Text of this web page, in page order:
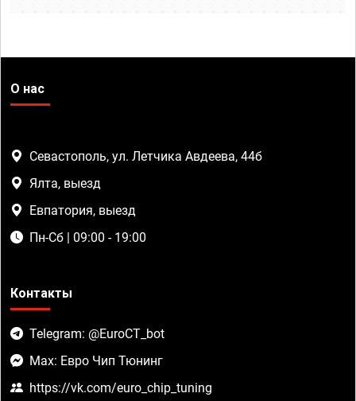
О нас
Севастополь, ул. Летчика Авдеева, 44б
Ялта, выезд
Евпатория, выезд
Пн-Сб | 09:00 - 19:00
Контакты
Telegram: @EuroCT_bot
Max: Евро Чип Тюнинг
https://vk.com/euro_chip_tuning